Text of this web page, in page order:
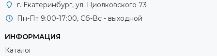
г. Екатеринбург, ул. Циолковского 73
Пн-Пт 9:00-17:00, Сб-Вс - выходной
ИНФОРМАЦИЯ
Каталог